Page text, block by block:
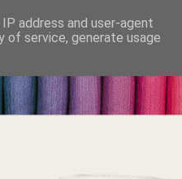
address and user-agent
of service, generate usage